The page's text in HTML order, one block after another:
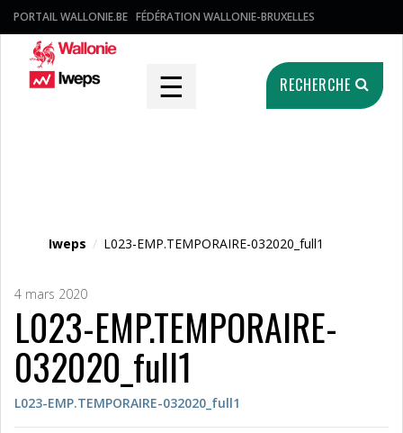
PORTAIL WALLONIE.BE FÉDÉRATION WALLONIE-BRUXELLES
☰ RECHERCHE
Iweps / L023-EMP.TEMPORAIRE-032020_full1
4 mars 2020
L023-EMP.TEMPORAIRE-
032020_full1
L023-EMP.TEMPORAIRE-032020_full1